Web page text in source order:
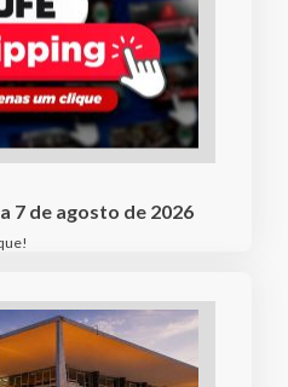
7 de agosto de 2026